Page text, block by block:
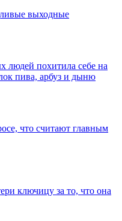
выходные
людей похитила себе на
пива, арбуз и дыню
что считают главным
ключицу за то, что она